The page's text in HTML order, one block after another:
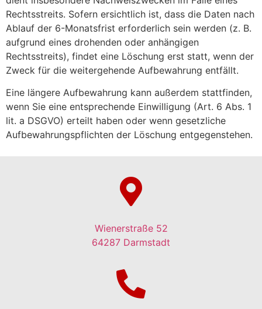
Rechtsstreits. Sofern ersichtlich ist, dass die Daten nach
Ablauf der 6-Monatsfrist erforderlich sein werden (z. B.
aufgrund eines drohenden oder anhängigen
Rechtsstreits), findet eine Löschung erst statt, wenn der
Zweck für die weitergehende Aufbewahrung entfällt.
Eine längere Aufbewahrung kann außerdem stattfinden,
wenn Sie eine entsprechende Einwilligung (Art. 6 Abs. 1
lit. a DSGVO) erteilt haben oder wenn gesetzliche
Aufbewahrungspflichten der Löschung entgegenstehen.
Wienerstraße 52
64287 Darmstadt